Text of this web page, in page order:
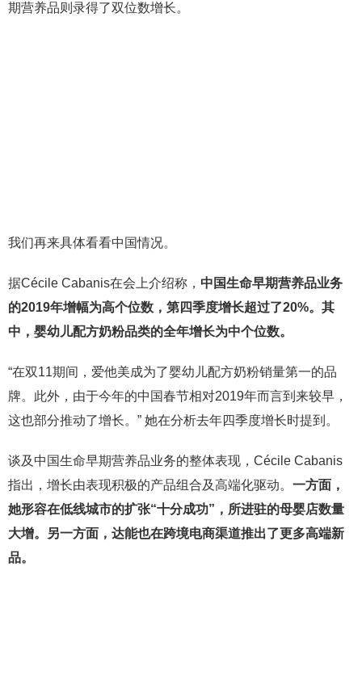
期营养品则录得了双位数增长。
我们再来具体看看中国情况。
据Cécile Cabanis在会上介绍称， 中国生命早期营养品业务
的2019年增幅为高个位数，第四季度增长超过了20%。 其
中，婴幼儿配方奶粉品类的全年增长为中个位数。
“在双11期间，爱他美成为了婴幼儿配方奶粉销量第一的品
牌。此外，由于今年的中国春节相对2019年而言到来较早，
这也部分推动了增长。” 她在分析去年四季度增长时提到。
谈及中国生命早期营养品业务的整体表现，Cécile Cabanis
指出，增长由表现积极的产品组合及高端化驱动。 一方面，
她形容在低线城市的扩张“十分成功”，所进驻的母婴店数量
大增。另一方面，达能也在跨境电商渠道推出了更多高端新
品。